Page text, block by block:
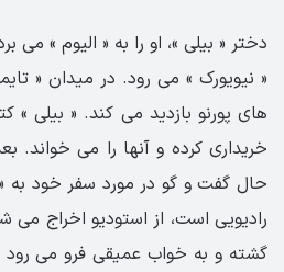
دختر « بیلی »، او را به « الیوم » می
« نیویورک » می رود. در میدان «
های پورنو بازدید می کند. « بیلی »
خریداری کرده و آنها را می خواند.
حال گفت و گو در مورد سفر خود به «
رادیویی است، از استودیو اخراج می
گشته و به خواب عمیقی فرو می رود